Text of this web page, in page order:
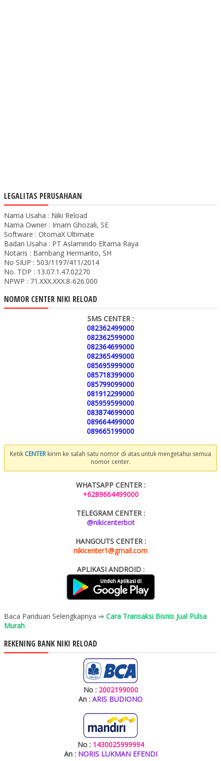
LEGALITAS PERUSAHAAN
Nama Usaha : Niki Reload
Nama Owner : Imam Ghozali, SE
Software : OtomaX Ultimate
Badan Usaha : PT Aslamindo Eltama Raya
Notaris : Bambang Hermanto, SH
No SIUP : 503/1197/411/2014
No. TDP : 13.07.1.47.02270
NPWP : 71.XXX.XXX.8-626.000
NOMOR CENTER NIKI RELOAD
SMS CENTER :
082362499000
082362599000
082364699000
082365499000
085695999000
085718399000
085799099000
081912299000
085959599000
083874699000
089664499000
089665199000
Ketik CENTER kirim ke salah satu nomor di atas untuk mengetahui semua
nomor center.
WHATSAPP CENTER :
+6289664499000
TELEGRAM CENTER :
@nikicenterbot
HANGOUTS CENTER :
nikicenter1@gmail.com
APLIKASI ANDROID :
Baca Panduan Selengkapnya ⇒ Cara Transaksi Bisnis Jual Pulsa
Murah
REKENING BANK NIKI RELOAD
No : 2002199000
An : ARIS BUDIONO
No : 1430025999994
An : NORIS LUKMAN EFENDI